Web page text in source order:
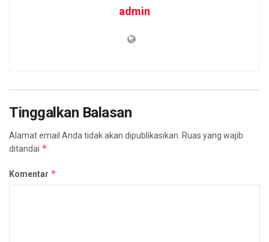
admin
Tinggalkan Balasan
Alamat email Anda tidak akan dipublikasikan. Ruas yang wajib
ditandai *
Komentar *